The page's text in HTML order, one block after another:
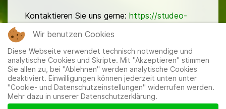
Kontaktieren Sie uns gerne: https://studeo-
Mitglieder|Impressum|Datenschutzerklärung|Cookie-
Wir benutzen Cookies
Diese Webseite verwendet technisch notwendige und
analytische Cookies und Skripte. Mit "Akzeptieren" stimmen
Sie allen zu, bei "Ablehnen" werden analytische Cookies
deaktiviert. Einwilligungen können jederzeit unten unter
"Cookie- und Datenschutzeinstellungen" widerrufen werden.
Mehr dazu in unserer Datenschutzerklärung.